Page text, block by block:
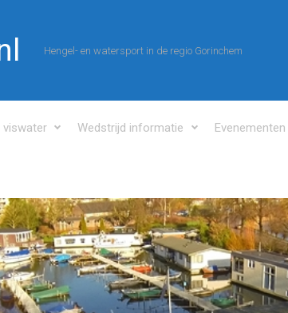
Hengel- en watersport in de regio Gorinchem
viswater Wedstrijd informatie Evenementen